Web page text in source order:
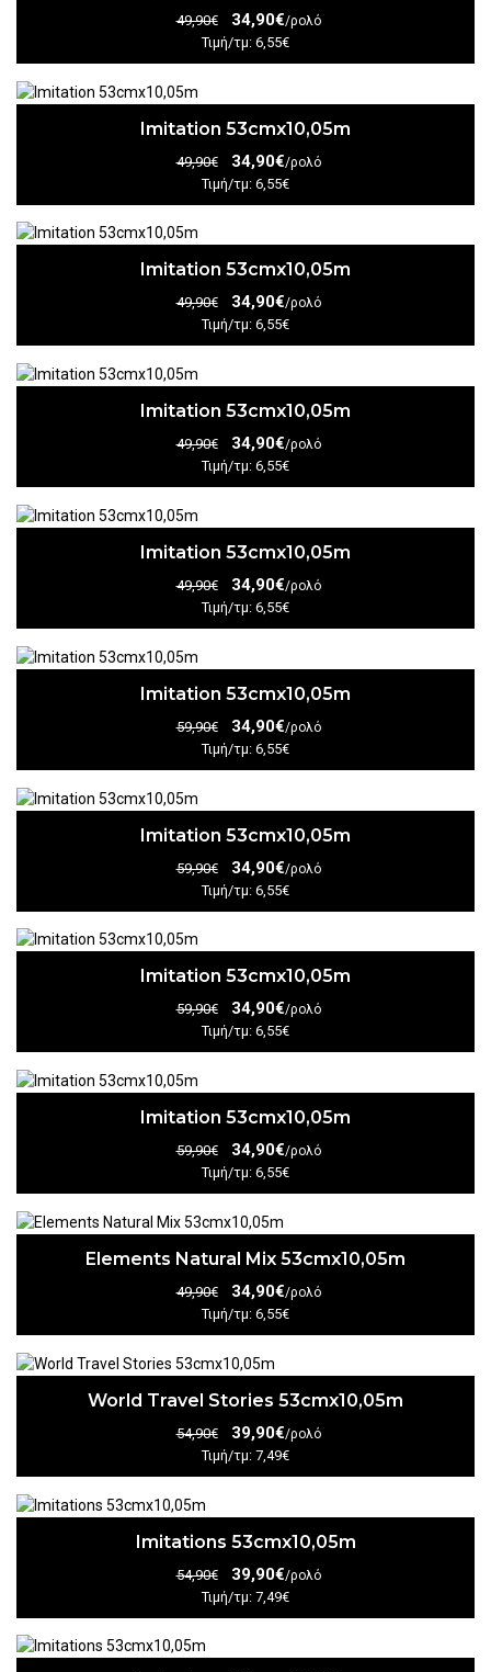
49,90€ 34,90€/ρολό
Τιμή/τμ: 6,55€
Imitation 53cmx10,05m
49,90€ 34,90€/ρολό
Τιμή/τμ: 6,55€
Imitation 53cmx10,05m
49,90€ 34,90€/ρολό
Τιμή/τμ: 6,55€
Imitation 53cmx10,05m
49,90€ 34,90€/ρολό
Τιμή/τμ: 6,55€
Imitation 53cmx10,05m
49,90€ 34,90€/ρολό
Τιμή/τμ: 6,55€
Imitation 53cmx10,05m
59,90€ 34,90€/ρολό
Τιμή/τμ: 6,55€
Imitation 53cmx10,05m
59,90€ 34,90€/ρολό
Τιμή/τμ: 6,55€
Imitation 53cmx10,05m
59,90€ 34,90€/ρολό
Τιμή/τμ: 6,55€
Imitation 53cmx10,05m
59,90€ 34,90€/ρολό
Τιμή/τμ: 6,55€
Elements Natural Mix 53cmx10,05m
49,90€ 34,90€/ρολό
Τιμή/τμ: 6,55€
World Travel Stories 53cmx10,05m
54,90€ 39,90€/ρολό
Τιμή/τμ: 7,49€
Imitations 53cmx10,05m
54,90€ 39,90€/ρολό
Τιμή/τμ: 7,49€